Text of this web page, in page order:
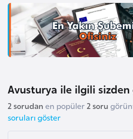
Avusturya ile ilgili
2 sorudan en popüler2 soru
soruları göster
e
l
r
u
e
l